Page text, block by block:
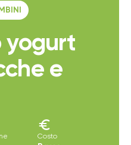
yogurt
e
euro
Costo